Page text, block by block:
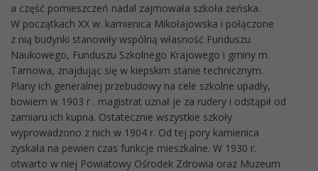
a część pomieszczeń nadal zajmowała szkoła żeńska.
W początkach XX w. kamienica Mikołajowska i połączone
z nią budynki stanowiły wspólną własność Funduszu
Naukowego, Funduszu Szkolnego Krajowego i gminy m.
Tarnowa, znajdując się w kiepskim stanie technicznym.
Plany ich generalnej przebudowy na cele szkolne upadły,
bowiem w 1903 r . magistrat uznał je za rudery i odstąpił od
zamiaru ich kupna. Ostatecznie wszystkie szkoły
wyprowadzono z nich w 1904 r. Od tej pory kamienica
zyskała na pewien czas funkcje mieszkalne. W 1930 r.
otwarto w niej Powiatowy Ośrodek Zdrowia oraz Muzeum